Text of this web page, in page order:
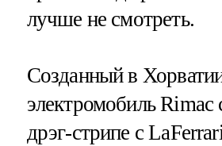
лучше не смотреть.
Созданный в
электромобиль Rimac
дрэг-стрипе с